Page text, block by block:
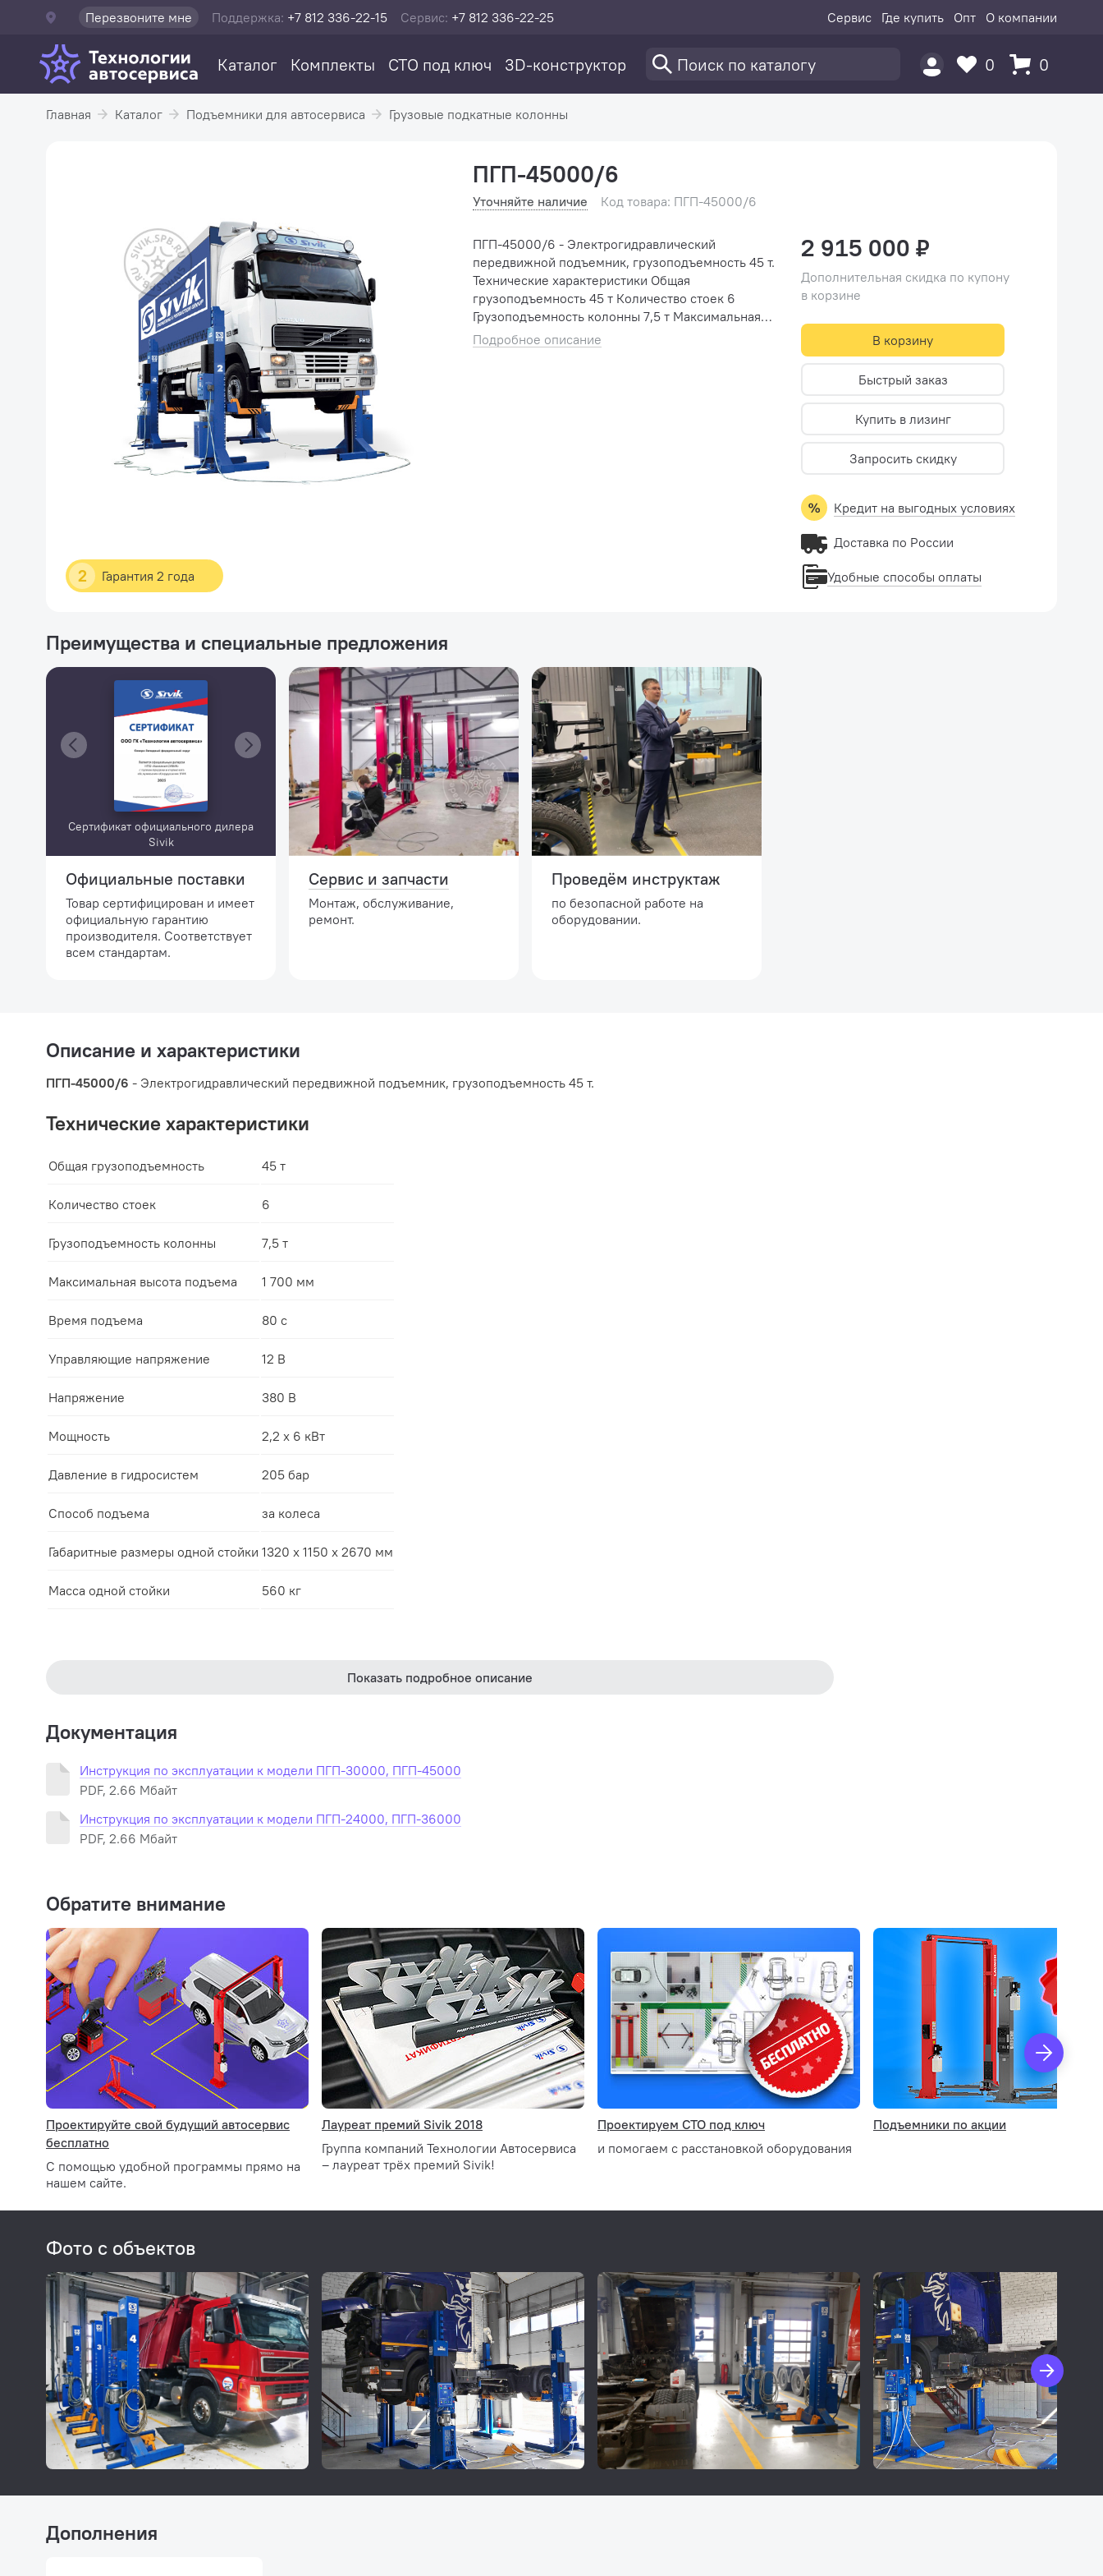
Перезвоните мне Поддержка: +7 812 336-22-15 Сервис: +7 812 336-22-25 Сервис Где купить Опт О компании
Каталог Комплекты СТО под ключ 3D-конструктор 0 0
Главная Каталог Подъемники для автосервиса Грузовые подкатные колонны
2 Гарантия 2 года
ПГП-45000/6
Уточняйте наличие Код товара: ПГП-45000/6
ПГП-45000/6 - Электрогидравлический
передвижной подъемник, грузоподъемность 45 т.
Технические характеристики Общая
грузоподъемность 45 т Количество стоек 6
Грузоподъемность колонны 7,5 т Максимальная
высота подъема 1 700 м...
Подробное описание
2 915 000 ₽
Дополнительная скидка по купону
в корзине
В корзину
Быстрый заказ
Купить в лизинг
Запросить скидку
Кредит на выгодных условиях
Доставка по России
Удобные способы оплаты
Преимущества и специальные предложения
Сертификат официального дилера
Sivik
Официальные поставки
Товар сертифицирован и имеет
официальную гарантию
производителя. Соответствует
всем стандартам.
Сервис и запчасти
Монтаж, обслуживание,
ремонт.
Проведём инструктаж
по безопасной работе на
оборудовании.
Описание и характеристики
ПГП-45000/6 - Электрогидравлический передвижной подъемник, грузоподъемность 45 т.
Технические характеристики
Общая грузоподъемность 45 т
Количество стоек 6
Грузоподъемность колонны 7,5 т
Максимальная высота подъема 1 700 мм
Время подъема 80 с
Управляющие напряжение 12 В
Напряжение 380 В
Мощность 2,2 х 6 кВт
Давление в гидросистем 205 бар
Способ подъема за колеса
Габаритные размеры одной стойки 1320 х 1150 х 2670 мм
Масса одной стойки 560 кг
Показать подробное описание
Документация
Инструкция по эксплуатации к модели ПГП-30000, ПГП-45000
PDF, 2.66 Мбайт
Инструкция по эксплуатации к модели ПГП-24000, ПГП-36000
PDF, 2.66 Мбайт
Обратите внимание
Проектируйте свой будущий автосервис
бесплатно
С помощью удобной программы прямо на
нашем сайте.
Лауреат премий Sivik 2018
Группа компаний Технологии Автосервиса
– лауреат трёх премий Sivik!
Проектируем СТО под ключ
и помогаем с расстановкой оборудования
Подъемники по акции
Фото с объектов
Дополнения